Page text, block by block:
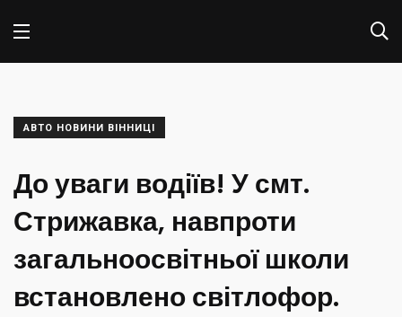
АВТО НОВИНИ ВІННИЦІ
До уваги водіїв! У смт.
Стрижавка, навпроти
загальноосвітньої школи
встановлено світлофор.